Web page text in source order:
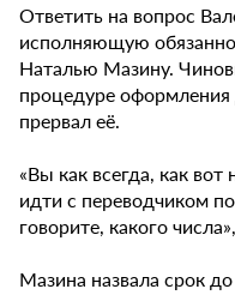
Ответить на вопрос
исполняющую
Наталью Мазину.
процедуре оформления
прервал её.
«Вы как всегда, как
идти с переводчиком
говорите, какого
Мазина назвала срок